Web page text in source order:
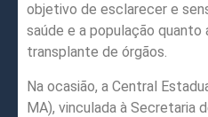
objetivo de esclarecer e
saúde e a população
transplante de órgãos.
Na ocasião, a Central
MA), vinculada à Secretaria